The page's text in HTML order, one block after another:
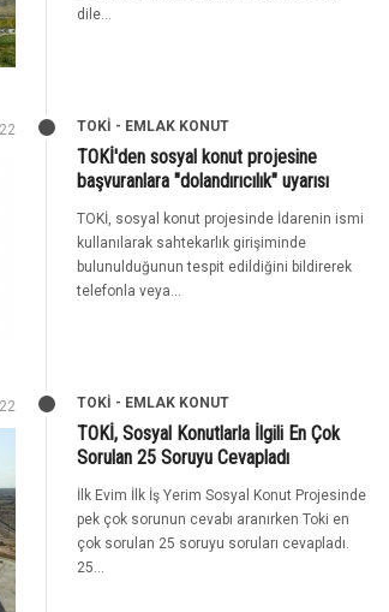
dile...
TOKİ - EMLAK KONUT
TOKİ'den sosyal konut projesine
başvuranlara "dolandırıcılık" uyarısı
TOKİ, sosyal konut projesinde İdarenin ismi
kullanılarak sahtekarlık girişiminde
bulunulduğunun tespit edildiğini bildirerek
telefonla veya...
TOKİ - EMLAK KONUT
TOKİ, Sosyal Konutlarla İlgili En Çok
Sorulan 25 Soruyu Cevapladı
İlk Evim İlk İş Yerim Sosyal Konut Projesinde
pek çok sorunun cevabı aranırken Toki en
çok sorulan 25 soruyu soruları cevapladı.
25...